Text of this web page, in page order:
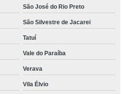
São José do Rio Preto
São Silvestre de Jacarei
Tatuí
Vale do Paraíba
Verava
Vila Élvio